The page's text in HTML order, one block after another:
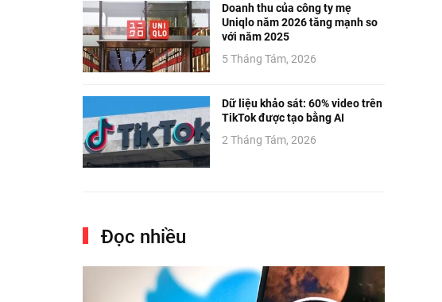
Doanh thu của công ty mẹ
Uniqlo năm 2026 tăng mạnh so
với năm 2025
5 Tháng Tám, 2026
Dữ liệu khảo sát: 60% video trên
TikTok được tạo bằng AI
2 Tháng Tám, 2026
Đọc nhiều